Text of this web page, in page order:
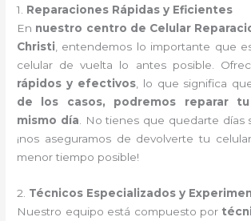
1. Reparaciones Rápidas y Eficientes
En nuestro centro de Celular
Christi , entendemos lo importante que
celular de vuelta lo antes posible.
rápidos y efectivos, lo que significa
de los casos, podremos reparar
mismo día . No tienes que quedarte días
¡nos aseguramos de devolverte tu
menor tiempo posible!
2. Técnicos Especializados y
Nuestro equipo está compuesto por